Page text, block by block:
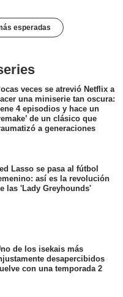
esperadas
veces se atrevió Netflix a
una miniserie tan oscura:
4 episodios y hace un
de un clásico que
a generaciones
Lasso se pasa al fútbol
así es la revolución
las 'Lady Greyhounds'
de los isekais más
desapercibidos
con una temporada 2